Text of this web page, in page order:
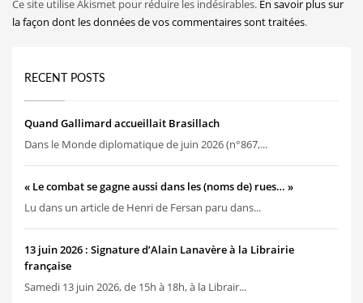
Ce site utilise Akismet pour réduire les indésirables. En savoir plus sur
la façon dont les données de vos commentaires sont traitées.
RECENT POSTS
Quand Gallimard accueillait Brasillach
Dans le Monde diplomatique de juin 2026 (n°867,...
« Le combat se gagne aussi dans les (noms de) rues… »
Lu dans un article de Henri de Fersan paru dans...
13 juin 2026 : Signature d’Alain Lanavère à la Librairie
française
Samedi 13 juin 2026, de 15h à 18h, à la Librair...